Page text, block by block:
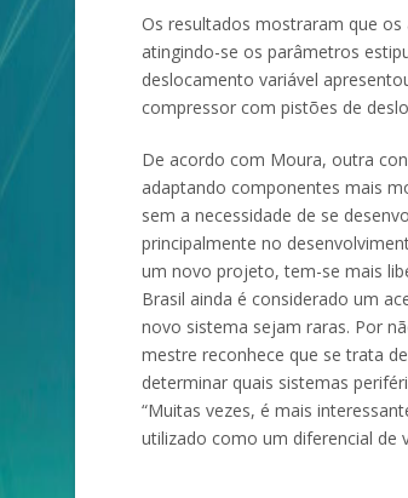
Os resultados mostraram que
atingindo-se os parâmetros
deslocamento variável
compressor com pistões de
De acordo com Moura, outra
adaptando componentes mais
sem a necessidade de se
principalmente no
um novo projeto, tem-se mais
Brasil ainda é considerado um
novo sistema sejam raras. Por
mestre reconhece que se trata
determinar quais sistemas
“Muitas vezes, é mais
utilizado como um diferencial de